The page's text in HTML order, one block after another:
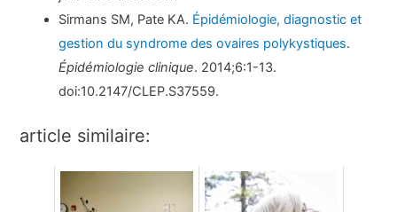
Sirmans SM, Pate KA. Épidémiologie, diagnostic et
gestion du syndrome des ovaires polykystiques.
Épidémiologie clinique. 2014;6:1-13.
doi:10.2147/CLEP.S37559.
article similaire: